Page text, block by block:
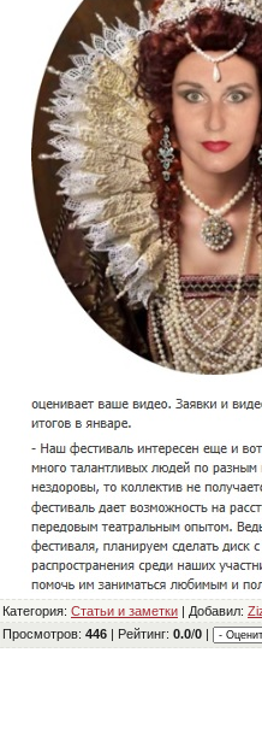
Категория: Статьи и заметки | Добавил:
Просмотров: 446 | Рейтинг: 0.0/0 |